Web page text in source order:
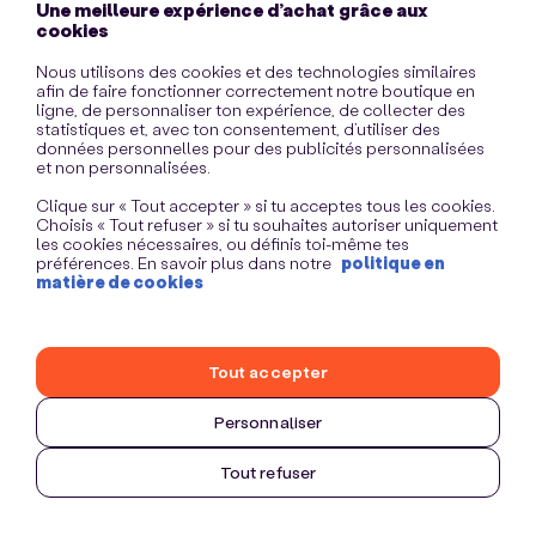
Une meilleure expérience d’achat grâce aux
cookies
Nous utilisons des cookies et des technologies similaires
afin de faire fonctionner correctement notre boutique en
ligne, de personnaliser ton expérience, de collecter des
statistiques et, avec ton consentement, d’utiliser des
données personnelles pour des publicités personnalisées
et non personnalisées.
Clique sur « Tout accepter » si tu acceptes tous les cookies.
Choisis « Tout refuser » si tu souhaites autoriser uniquement
les cookies nécessaires, ou définis toi-même tes
préférences. En savoir plus dans notre politique en
matière de cookies
Personnaliser
Tout refuser
Tout accepter